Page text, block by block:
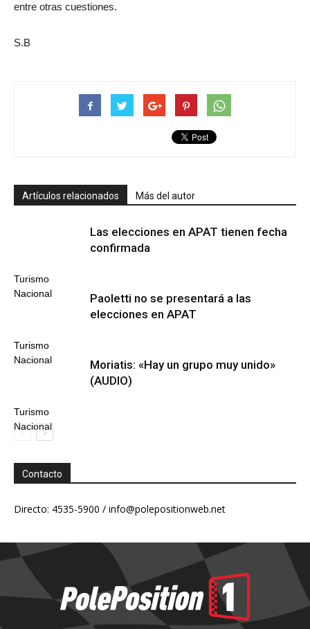
entre otras cuestiones.
S.B
Artículos relacionados Más del autor
Turismo
Nacional
Las elecciones en APAT tienen fecha
confirmada
Turismo
Nacional
Paoletti no se presentará a las
elecciones en APAT
Turismo
Nacional
Moriatis: «Hay un grupo muy unido»
(AUDIO)
Contacto
Directo: 4535-5900 / info@polepositionweb.net